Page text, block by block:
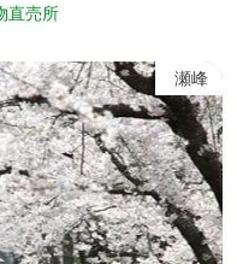
21観光物産館」が設け
栗原の名産品も充実。
もここで購入できま
直売所
瀬峰